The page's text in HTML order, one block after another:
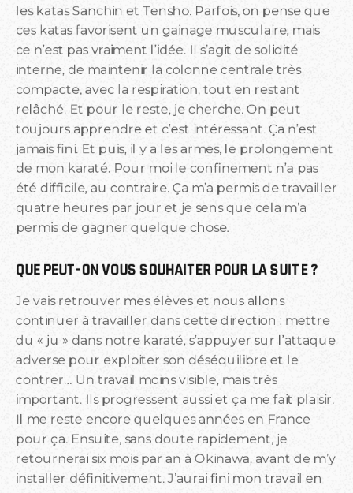
les katas Sanchin et Tensho. Parfois, on pense que
ces katas favorisent un gainage musculaire, mais
ce n’est pas vraiment l’idée. Il s’agit de solidité
interne, de maintenir la colonne centrale très
compacte, avec la respiration, tout en restant
relâché. Et pour le reste, je cherche. On peut
toujours apprendre et c’est intéressant. Ça n’est
jamais fini. Et puis, il y a les armes, le prolongement
de mon karaté. Pour moi le confinement n’a pas
été difficile, au contraire. Ça m’a permis de travailler
quatre heures par jour et je sens que cela m’a
permis de gagner quelque chose.
QUE PEUT-ON VOUS SOUHAITER POUR LA SUITE ?
Je vais retrouver mes élèves et nous allons
continuer à travailler dans cette direction : mettre
du « ju » dans notre karaté, s’appuyer sur l’attaque
adverse pour exploiter son déséquilibre et le
contrer… Un travail moins visible, mais très
important. Ils progressent aussi et ça me fait plaisir.
Il me reste encore quelques années en France
pour ça. Ensuite, sans doute rapidement, je
retournerai six mois par an à Okinawa, avant de m’y
installer définitivement. J’aurai fini mon travail en